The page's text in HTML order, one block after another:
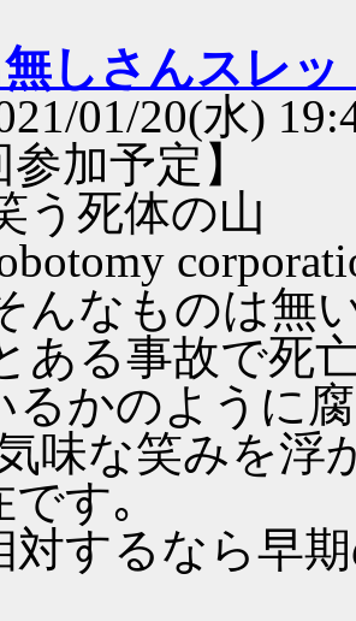
しさんスレ
01/20(水)
参加予定】
う死体の山
んなものは無
ある事故で死
るかのように
味な笑みを浮
です｡
対するなら早